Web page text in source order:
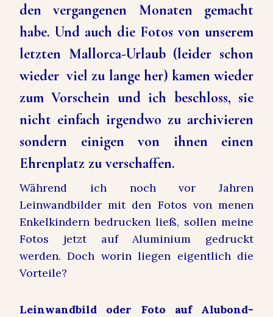
den vergangenen Monaten gemacht
habe. Und auch die Fotos von unserem
letzten Mallorca-Urlaub (leider schon
wieder viel zu lange her) kamen wieder
zum Vorschein und ich beschloss, sie
nicht einfach irgendwo zu archivieren
sondern einigen von ihnen einen
Ehrenplatz zu verschaffen.
Während ich noch vor Jahren
Leinwandbilder mit den Fotos von menen
Enkelkindern bedrucken ließ, sollen meine
Fotos jetzt auf Aluminium gedruckt
werden. Doch worin liegen eigentlich die
Vorteile?
Leinwandbild oder Foto auf Alubond-